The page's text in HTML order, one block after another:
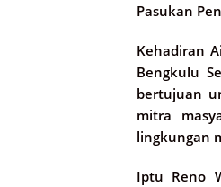
Pasukan
Kehadiran
Bengkulu
bertujuan
mitra
lingkungan
Iptu Reno